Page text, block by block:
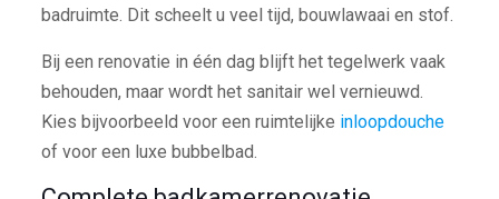
badruimte. Dit scheelt u veel tijd, bouwlawaai en stof.
Bij een renovatie in één dag blijft het tegelwerk vaak
behouden, maar wordt het sanitair wel vernieuwd.
Kies bijvoorbeeld voor een ruimtelijke inloopdouche
of voor een luxe bubbelbad.